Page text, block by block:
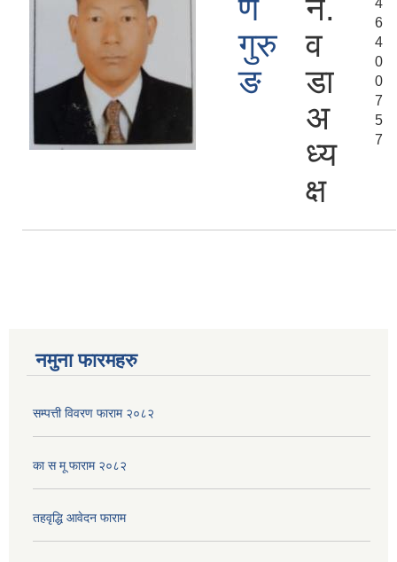
ण
गुरु
ङ
न.
व
डा
अ
ध्य
क्ष
4
6
4
0
0
7
5
7
नमुना फारमहरु
सम्पत्ती विवरण फाराम २०८२
का स मू फाराम २०८२
तहवृद्धि आवेदन फाराम